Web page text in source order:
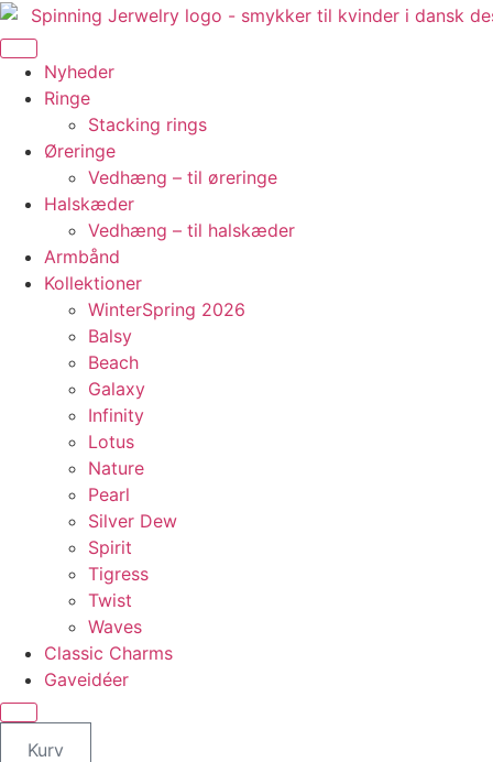
Videre
til
indholdNyheder
Ringe
Stacking rings
Øreringe
Vedhæng – til øreringe
Halskæder
Vedhæng – til halskæder
Armbånd
Kollektioner
WinterSpring 2026
Balsy
Beach
Galaxy
Infinity
Lotus
Nature
Pearl
Silver Dew
Spirit
Tigress
Twist
Waves
Classic Charms
Gaveidéer
Kurv